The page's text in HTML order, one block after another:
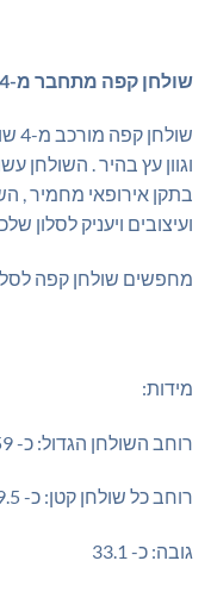
שולחן קפה מתחבר מ-4 שולחנות
וגוון עץ בהיר . השולחן
בתקן אירופאי מחמיר ,
ועיצובים ויעניק לסלון
מחפשים שולחן קפה
מידות:
רוחב השולחן הגדול: כ- 59 ס"מ
רוחב כל שולחן קטן: כ- 29.5
גובה: כ- 33.1